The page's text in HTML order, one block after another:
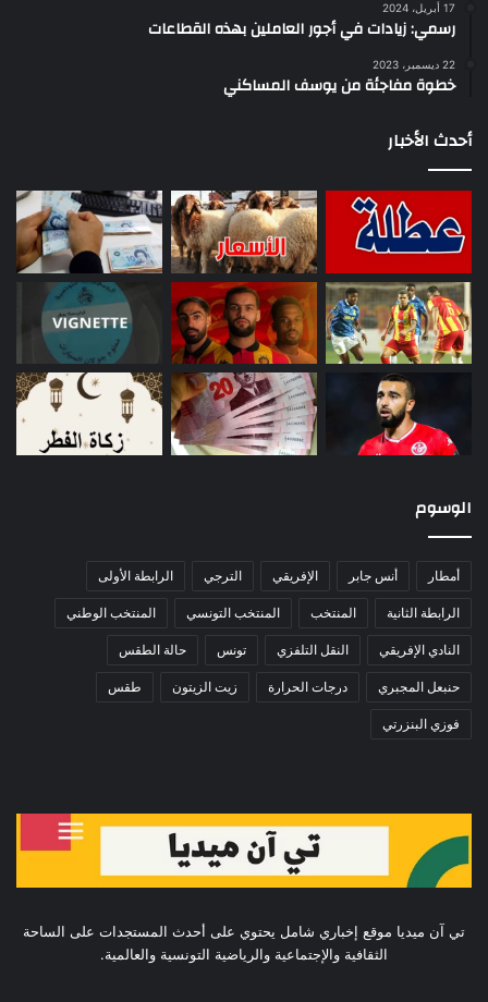
17 أبريل، 2024
رسمي: زيادات في أجور العاملين بهذه القطاعات
22 ديسمبر، 2023
خطوة مفاجئة من يوسف المساكني
أحدث الأخبار
الوسوم
أمطار أنس جابر الإفريقي الترجي الرابطة الأولى
الرابطة الثانية المنتخب المنتخب التونسي المنتخب الوطني
النادي الإفريقي النقل التلفزي تونس حالة الطقس
حنبعل المجبري درجات الحرارة زيت الزيتون طقس
فوزي البنزرتي
تي آن ميديا موقع إخباري شامل يحتوي على أحدث المستجدات على الساحة
الثقافية والإجتماعية والرياضية التونسية والعالمية.